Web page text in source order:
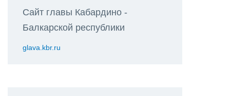
Сайт главы Кабардино -
Балкарской республики
glava.kbr.ru